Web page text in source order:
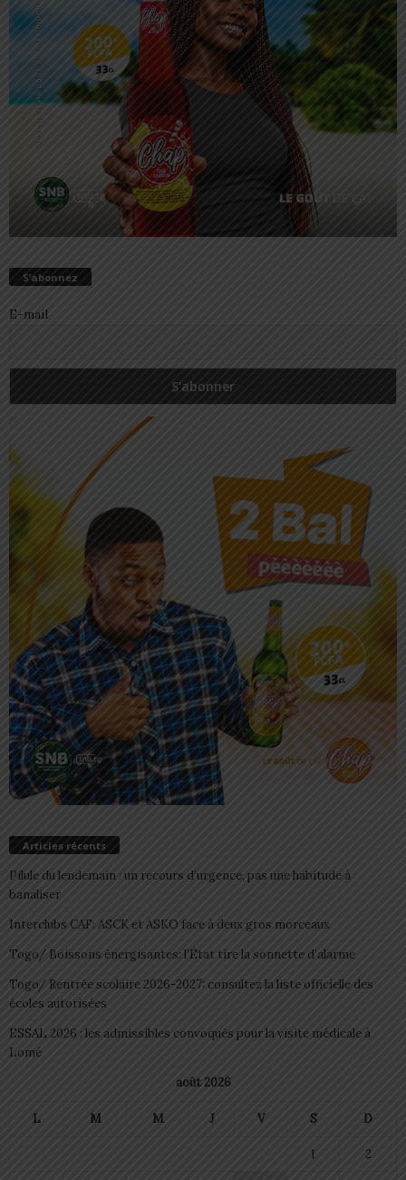
S’abonnez
E-mail
Articles récents
Pilule du lendemain : un recours d’urgence, pas une habitude à
banaliser
Interclubs CAF: ASCK et ASKO face à deux gros morceaux
Togo/ Boissons énergisantes: l’État tire la sonnette d’alarme
Togo/ Rentrée scolaire 2026-2027: consultez la liste officielle des
écoles autorisées
ESSAL 2026 : les admissibles convoqués pour la visite médicale à
Lomé
août 2026
L M M J V S D
1 2